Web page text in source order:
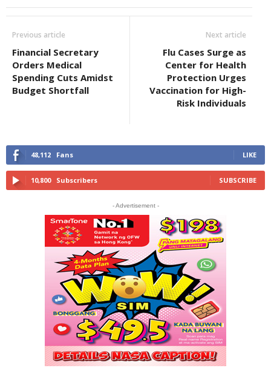
Previous article
Financial Secretary
Orders Medical
Spending Cuts Amidst
Budget Shortfall
Next article
Flu Cases Surge as
Center for Health
Protection Urges
Vaccination for High-
Risk Individuals
48,112 Fans LIKE
10,800 Subscribers SUBSCRIBE
- Advertisement -